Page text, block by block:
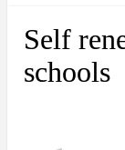
Self
schools